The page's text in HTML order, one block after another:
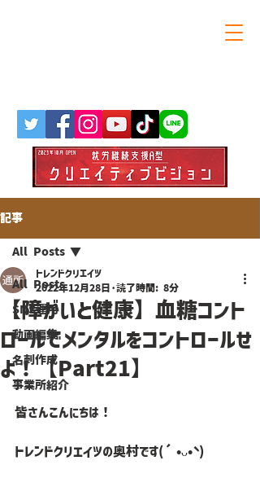
記事
All Posts
SNS運用
動画編集
名刺作成
事業所紹介
All Posts
【障がいと健康】血糖コント
ロールでメンタルをコントロールせ
よ！【Part21】
トレンドクリエイツ
2022年12月28日
読了時間: 8分
皆さんこんにちは！
トレンドクリエイツの奥村です(´•ᴗ•` )